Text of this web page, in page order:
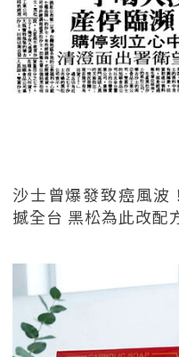
沙士曾爆發致癌風波
撼全台 黑松為此改配